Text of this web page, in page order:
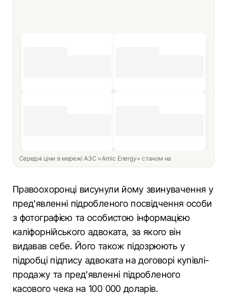
Середні ціни в мережі АЗС «Amic Energy» станом на
Правоохоронці висунули йому звинувачення у
пред'явленні підробленого посвідчення особи
з фотографією та особистою інформацією
каліфорнійського адвоката, за якого він
видавав себе. Його також підозрюють у
підробці підпису адвоката на договорі купівлі-
продажу та пред'явленні підробленого
касового чека на 100 000 доларів.